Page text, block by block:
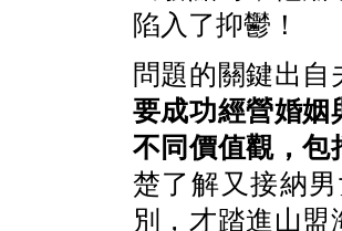
陷入了抑鬱！
問題的關鍵出
要成功經營婚姻
不同價值觀，包
楚了解又接納
別，才踏進山